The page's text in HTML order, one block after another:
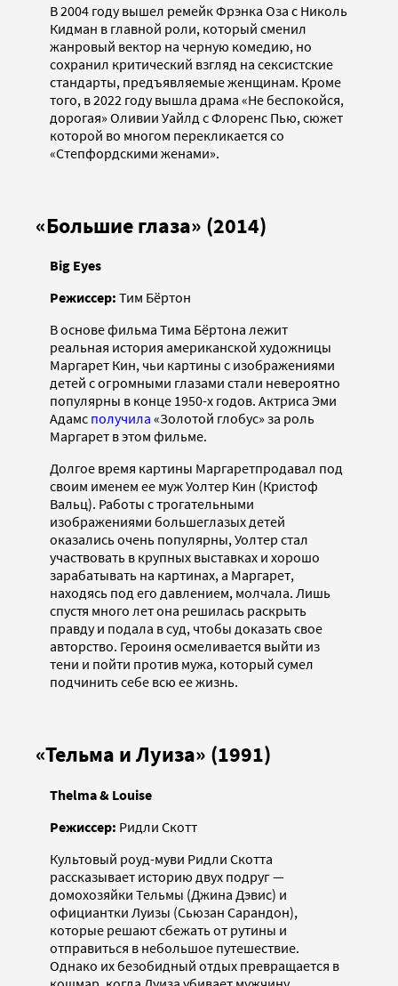
В 2004 году вышел ремейк Фрэнка Оза с Николь
Кидман в главной роли, который сменил
жанровый вектор на черную комедию, но
сохранил критический взгляд на сексистские
стандарты, предъявляемые женщинам. Кроме
того, в 2022 году вышла драма «Не беспокойся,
дорогая» Оливии Уайлд с Флоренс Пью, сюжет
которой во многом перекликается со
«Степфордскими женами».
«Большие глаза» (2014)
Big Eyes
Режиссер: Тим Бёртон
В основе фильма Тима Бёртона лежит
реальная история американской художницы
Маргарет Кин, чьи картины с изображениями
детей с огромными глазами стали невероятно
популярны в конце 1950-х годов. Актриса Эми
Адамс получила «Золотой глобус» за роль
Маргарет в этом фильме.
Долгое время картины Маргаретпродавал под
своим именем ее муж Уолтер Кин (Кристоф
Вальц). Работы с трогательными
изображениями большеглазых детей
оказались очень популярны, Уолтер стал
участвовать в крупных выставках и хорошо
зарабатывать на картинах, а Маргарет,
находясь под его давлением, молчала. Лишь
спустя много лет она решилась раскрыть
правду и подала в суд, чтобы доказать свое
авторство. Героиня осмеливается выйти из
тени и пойти против мужа, который сумел
подчинить себе всю ее жизнь.
«Тельма и Луиза» (1991)
Thelma & Louise
Режиссер: Ридли Скотт
Культовый роуд-муви Ридли Скотта
рассказывает историю двух подруг —
домохозяйки Тельмы (Джина Дэвис) и
официантки Луизы (Сьюзан Сарандон),
которые решают сбежать от рутины и
отправиться в небольшое путешествие.
Однако их безобидный отдых превращается в